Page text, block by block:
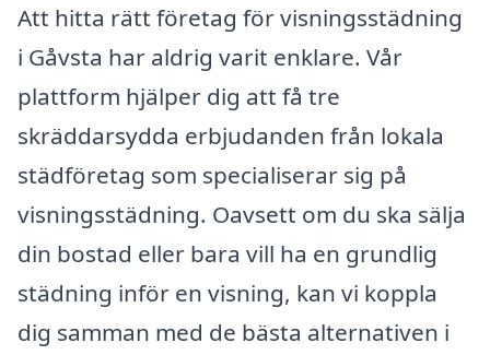
Att hitta rätt företag för visningsstädning
i Gåvsta har aldrig varit enklare. Vår
plattform hjälper dig att få tre
skräddarsydda erbjudanden från lokala
städföretag som specialiserar sig på
visningsstädning. Oavsett om du ska sälja
din bostad eller bara vill ha en grundlig
städning inför en visning, kan vi koppla
dig samman med de bästa alternativen i